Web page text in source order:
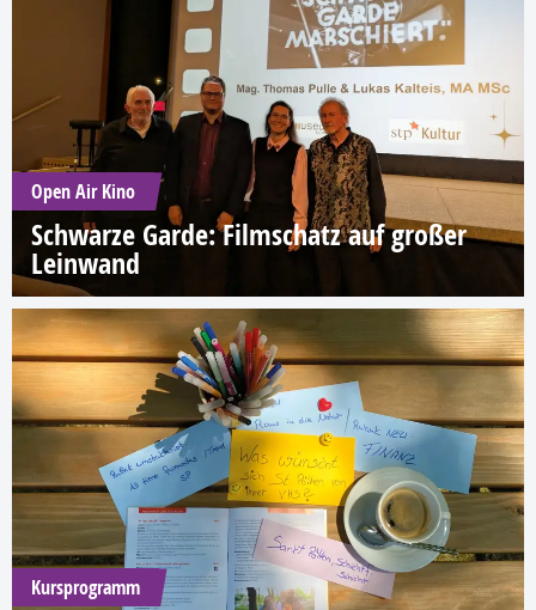
Open Air Kino
Schwarze Garde: Filmschatz auf großer
Leinwand
Kursprogramm